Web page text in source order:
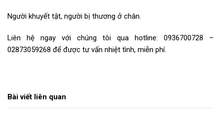
Người khuyết tật, người bị thương ở chân.
Liên hệ ngay với chúng tôi qua hotline: 0936700728 –
02873059268 để được tư vấn nhiệt tình, miễn phí.
Bài viết liên quan